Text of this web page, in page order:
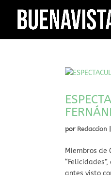
por Redaccion
Miembros de
antes visto